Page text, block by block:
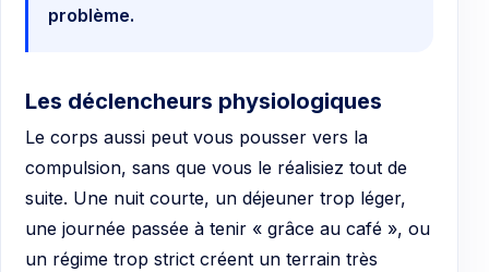
problème.
Les déclencheurs physiologiques
Le corps aussi peut vous pousser vers la
compulsion, sans que vous le réalisiez tout de
suite. Une nuit courte, un déjeuner trop léger,
une journée passée à tenir « grâce au café », ou
un régime trop strict créent un terrain très